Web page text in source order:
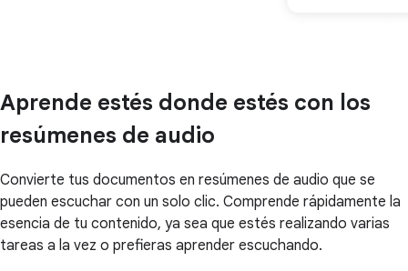
Aprende estés donde estés con los
resúmenes de audio
Convierte tus documentos en resúmenes de audio que se
pueden escuchar con un solo clic. Comprende rápidamente la
esencia de tu contenido, ya sea que estés realizando varias
tareas a la vez o prefieras aprender escuchando.